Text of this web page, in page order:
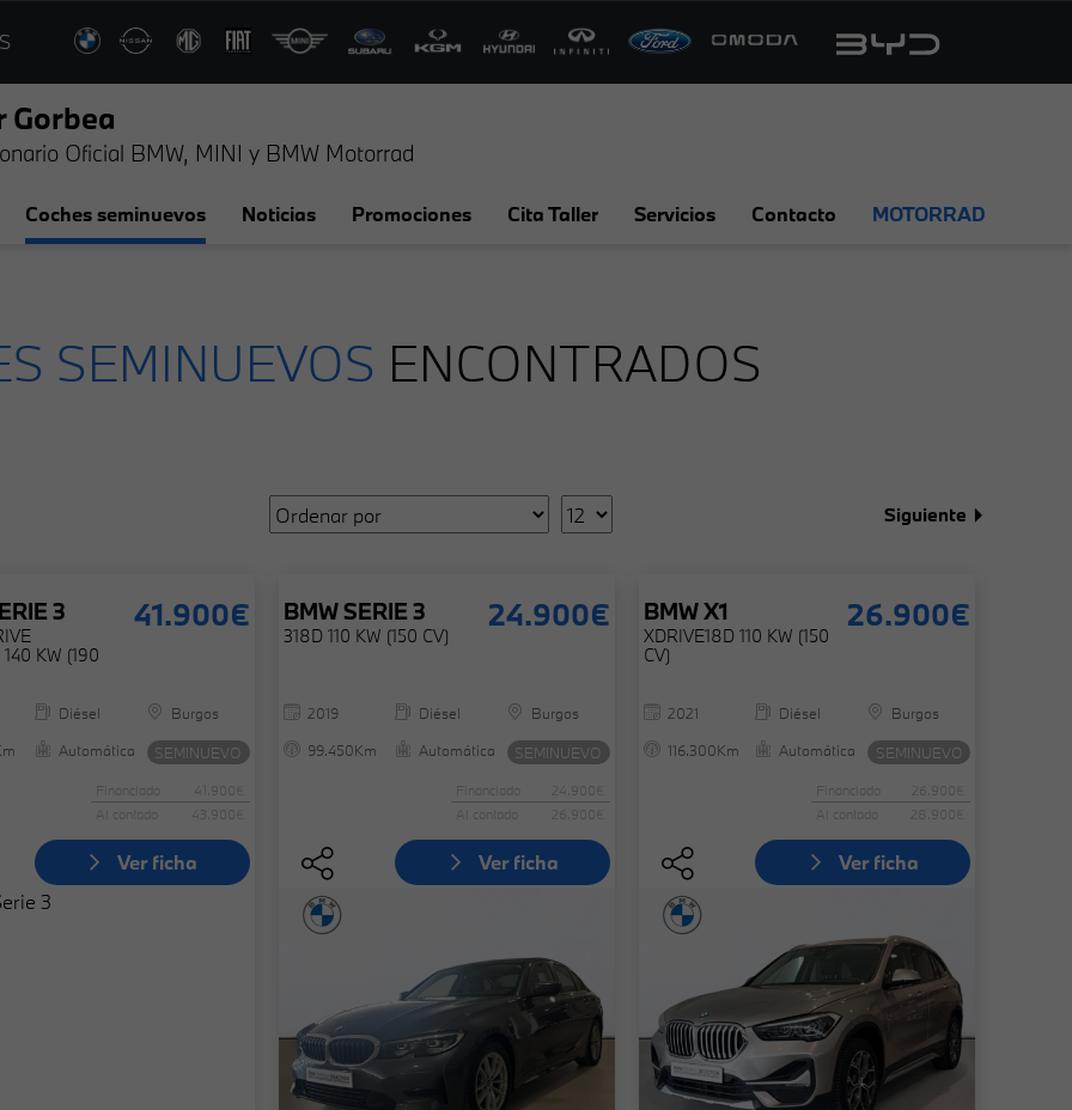
Gorbea
Oficial BMW, MINI y BMW Motorrad
Coches seminuevos Noticias Promociones Cita Taller Servicios Contacto MOTORRAD
SEMINUEVOS ENCONTRADOS
Siguiente
3
KW (190
41.900€
Diésel
Burgos
Automática SEMINUEVO
Financiado
41.900€
Al contado
43.900€
Ver ficha
BMWSERIE 3
318D 110 KW (150 CV)
24.900€
2019 Diésel
Burgos
99.450Km
Automática SEMINUEVO
Financiado
24.900€
Al contado
26.900€
Ver ficha
BMWX1
XDRIVE18D 110 KW (150
CV)
26.900€
2021 Diésel
Burgos
116.300Km
Automática SEMINUEVO
Financiado
26.900€
Al contado
28.900€
Ver ficha